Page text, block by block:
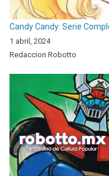
Candy Candy: Serie
1 abril, 2024
Redaccion Robotto